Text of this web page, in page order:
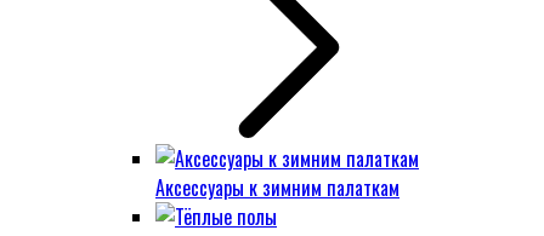
Аксессуары к зимним палаткам